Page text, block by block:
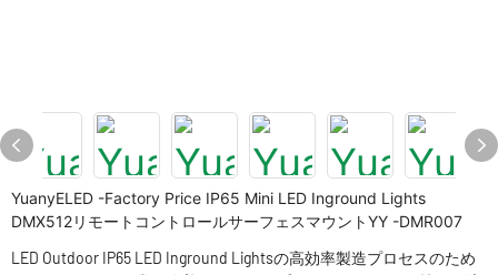
YuanyELED -Factory Price IP65 Mini LED Inground Lights
DMX512リモートコントロールサーフェスマウントYY -DMR007
LED Outdoor IP65 LED Inground Lightsの高効率製造プロセスのため